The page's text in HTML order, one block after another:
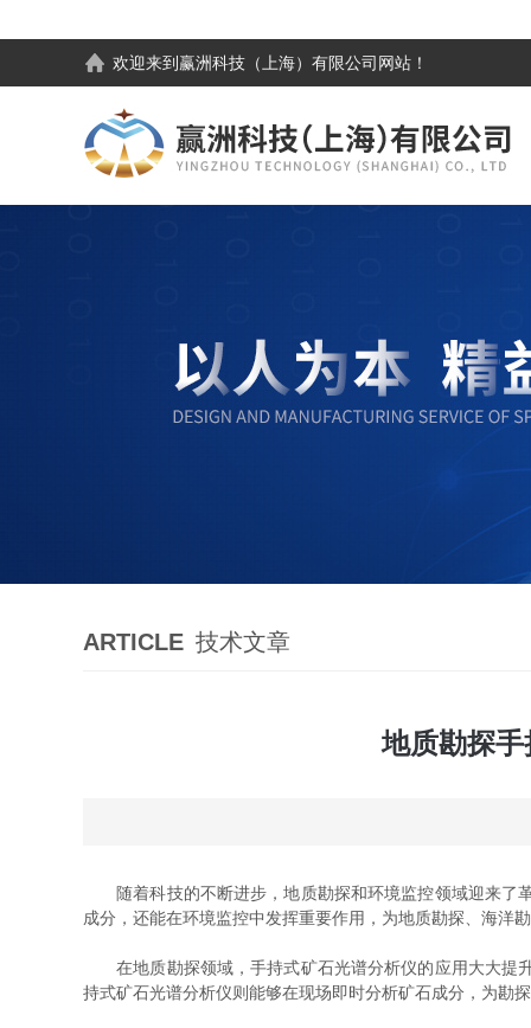
欢迎来到 赢洲科技（上海）有限公司 网站！
ARTICLE 技术文章
地质勘探
随着科技的不断进步，地质勘探和环境监控领域迎来了
成分，还能在环境监控中发挥重要作用，为地质勘探、海洋
在地质勘探领域，手持式矿石光谱分析仪的应用大大提
持式矿石光谱分析仪则能够在现场即时分析矿石成分，为勘